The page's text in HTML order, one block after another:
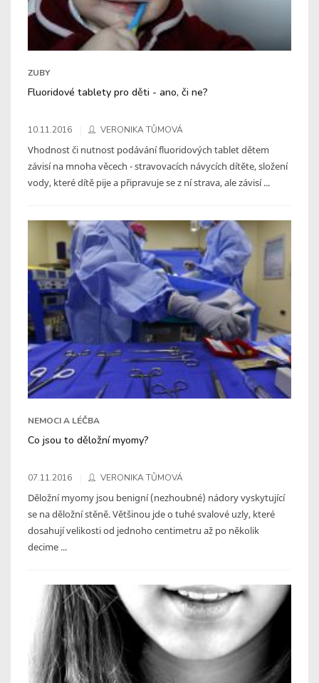
ZUBY
Fluoridové tablety pro děti - ano, či ne?
10.11.2016 VERONIKA TŮMOVÁ
Vhodnost či nutnost podávání fluoridových tablet dětem
závisí na mnoha věcech - stravovacích návycích dítěte, složení
vody, které dítě pije a připravuje se z ní strava, ale závisí ...
NEMOCI A LÉČBA
Co jsou to děložní myomy?
07.11.2016 VERONIKA TŮMOVÁ
Děložní myomy jsou benigní (nezhoubné) nádory vyskytující
se na děložní stěně. Většinou jde o tuhé svalové uzly, které
dosahují velikosti od jednoho centimetru až po několik
decime ...